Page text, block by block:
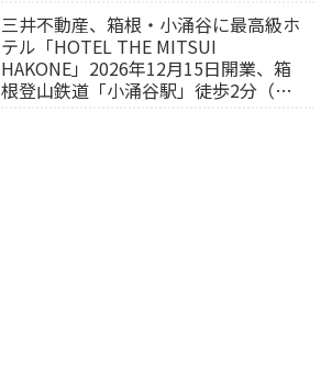
三井不動産、箱根・小涌谷に最高級ホ
テル「HOTEL THE MITSUI
HAKONE」2026年12月15日開業、箱
根登山鉄道「小涌谷駅」徒歩2分（旅